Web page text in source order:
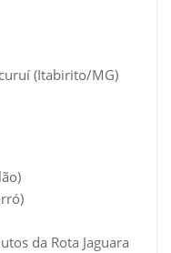
(Itabirito/MG)
da Rota Jaguara